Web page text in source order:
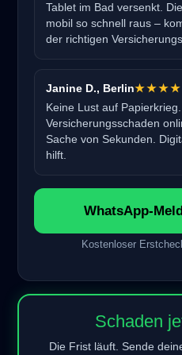
Tablet im Bad versenkt.
mobil so schnell raus –
der richtigen
Janine D., Berlin
Keine Lust auf
Versicherungsschaden
Sache von Sekunden.
hilft.
WhatsApp-
Kostenloser
Schaden
Die Frist läuft. Sende